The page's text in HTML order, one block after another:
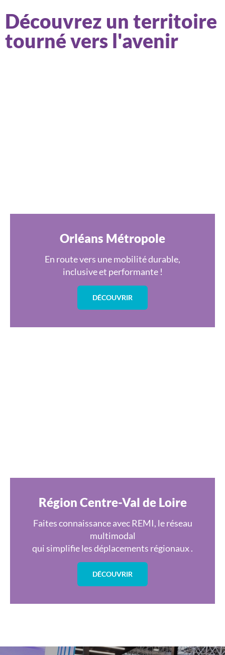
Découvrez un territoire
tourné vers l'avenir
Orléans Métropole
En route vers une mobilité durable,
inclusive et performante !
DÉCOUVRIR
Région Centre-Val de Loire
Faites connaissance avec REMI, le réseau
multimodal
qui simplifie les déplacements régionaux .
DÉCOUVRIR